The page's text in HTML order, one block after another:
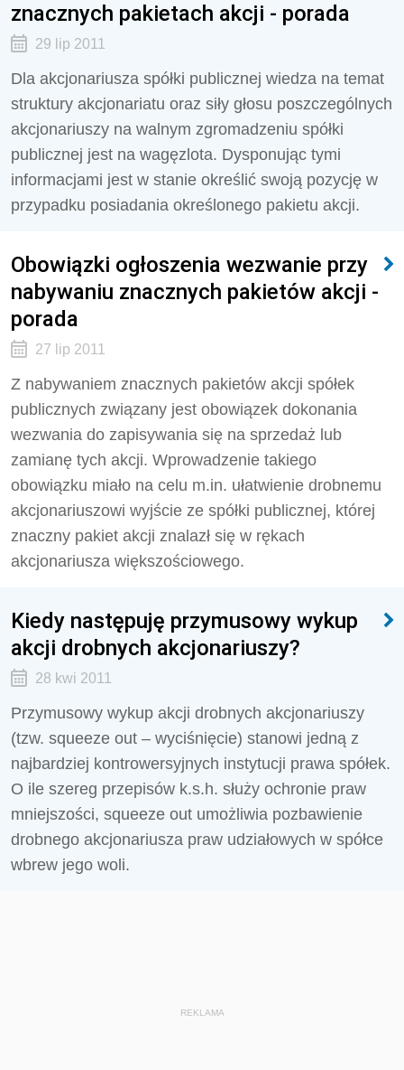
znacznych pakietach akcji - porada
29 lip 2011
Dla akcjonariusza spółki publicznej wiedza na temat
struktury akcjonariatu oraz siły głosu poszczególnych
akcjonariuszy na walnym zgromadzeniu spółki
publicznej jest na wagęzlota. Dysponując tymi
informacjami jest w stanie określić swoją pozycję w
przypadku posiadania określonego pakietu akcji.
Obowiązki ogłoszenia wezwanie przy
nabywaniu znacznych pakietów akcji -
porada
27 lip 2011
Z nabywaniem znacznych pakietów akcji spółek
publicznych związany jest obowiązek dokonania
wezwania do zapisywania się na sprzedaż lub
zamianę tych akcji. Wprowadzenie takiego
obowiązku miało na celu m.in. ułatwienie drobnemu
akcjonariuszowi wyjście ze spółki publicznej, której
znaczny pakiet akcji znalazł się w rękach
akcjonariusza większościowego.
Kiedy następuję przymusowy wykup
akcji drobnych akcjonariuszy?
28 kwi 2011
Przymusowy wykup akcji drobnych akcjonariuszy
(tzw. squeeze out – wyciśnięcie) stanowi jedną z
najbardziej kontrowersyjnych instytucji prawa spółek.
O ile szereg przepisów k.s.h. służy ochronie praw
mniejszości, squeeze out umożliwia pozbawienie
drobnego akcjonariusza praw udziałowych w spółce
wbrew jego woli.
REKLAMA